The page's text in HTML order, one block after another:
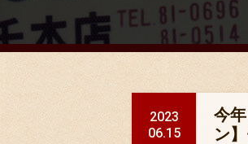
2023
06.15
今
ン